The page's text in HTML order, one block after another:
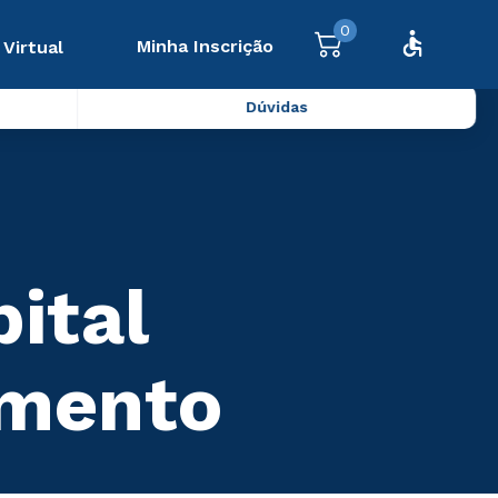
Virtual Minha Inscrição
0
Dúvidas